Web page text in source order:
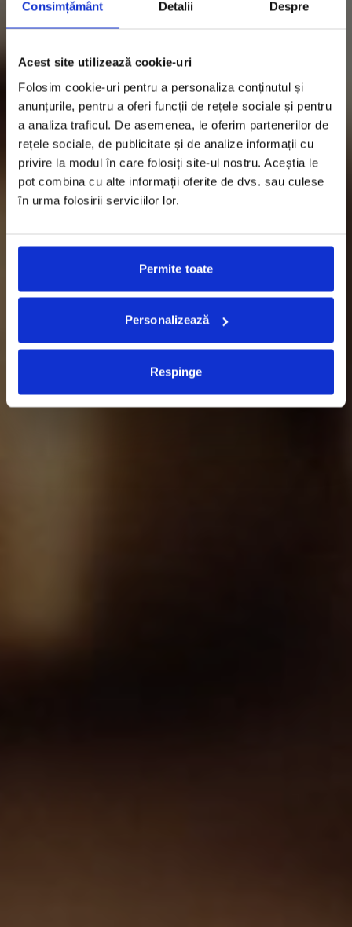
Consimțământ Detalii Despre
Acest site utilizează cookie-uri
Folosim cookie-uri pentru a personaliza conținutul și
anunțurile, pentru a oferi funcții de rețele sociale și pentru
a analiza traficul. De asemenea, le oferim partenerilor de
rețele sociale, de publicitate și de analize informații cu
privire la modul în care folosiți site-ul nostru. Aceștia le
pot combina cu alte informații oferite de dvs. sau culese
în urma folosirii serviciilor lor.
Permite toate
Personalizează
Respinge